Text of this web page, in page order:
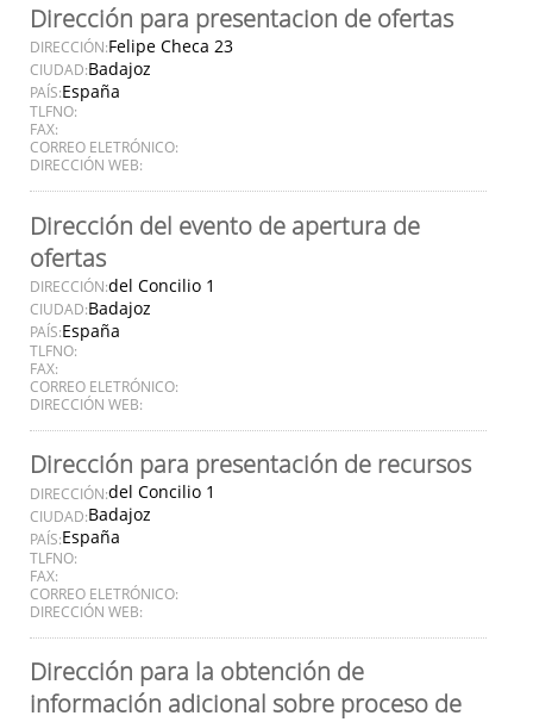
Dirección para presentacion de ofertas
DIRECCIÓN:Felipe Checa 23
CIUDAD:Badajoz
PAÍS:España
TLFNO:
FAX:
CORREO ELETRÓNICO:
DIRECCIÓN WEB:
Dirección del evento de apertura de
ofertas
DIRECCIÓN:del Concilio 1
CIUDAD:Badajoz
PAÍS:España
TLFNO:
FAX:
CORREO ELETRÓNICO:
DIRECCIÓN WEB:
Dirección para presentación de recursos
DIRECCIÓN:del Concilio 1
CIUDAD:Badajoz
PAÍS:España
TLFNO:
FAX:
CORREO ELETRÓNICO:
DIRECCIÓN WEB:
Dirección para la obtención de
información adicional sobre proceso de